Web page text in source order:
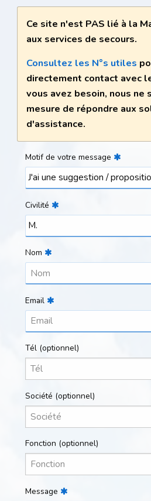
Ce site n'est PAS lié à la
aux services de secours.
Consultez les N°s utiles
directement contact avec
vous avez besoin, nous ne
mesure de répondre aux
d'assistance.
Motif de votre message
Civilité
Nom
Email
Tél(optionnel)
Société (optionnel)
Fonction (optionnel)
Message